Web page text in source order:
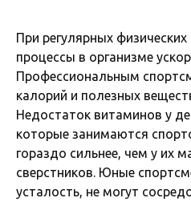
При регулярных
процессы в организме
Профессиональным
калорий и полезных
Недостаток витаминов у
которые занимаются
гораздо сильнее, чем у их
сверстников. Юные
усталость, не могут